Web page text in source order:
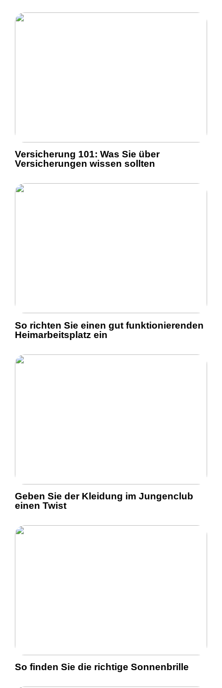
Versicherung 101: Was Sie über
Versicherungen wissen sollten
So richten Sie einen gut funktionierenden
Heimarbeitsplatz ein
Geben Sie der Kleidung im Jungenclub
einen Twist
So finden Sie die richtige Sonnenbrille